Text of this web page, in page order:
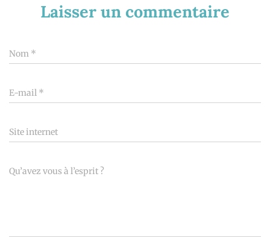
Laisser un commentaire
Nom *
E-mail *
Site internet
Qu’avez vous à l’esprit ?